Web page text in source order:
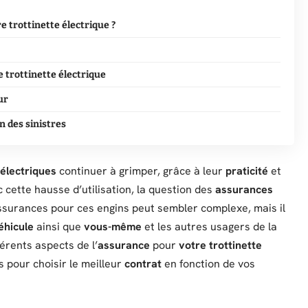
trottinette électrique ?
trottinette électrique
des sinistres
continuer à grimper, grâce à leur praticité et
hausse d’utilisation, la question des assurances
pour ces engins peut sembler complexe, mais il
ainsi que vous-même et les autres usagers de la
aspects de l’assurance pour votre trottinette
pour choisir le meilleur contraten fonction de vos